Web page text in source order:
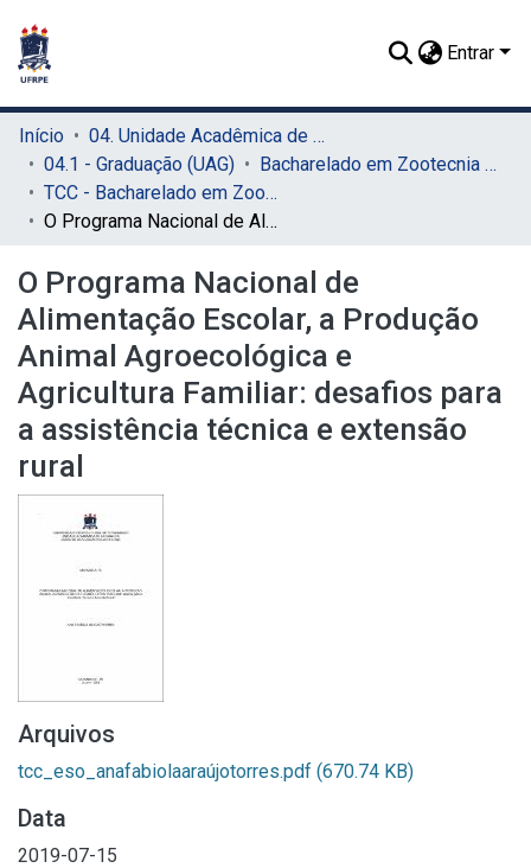
Entrar
Início
04. Unidade Acadêmica de Garanhuns (UAG)
04.1 - Graduação (UAG)
Bacharelado em Zootecnia (UAG)
TCC - Bacharelado em Zootecnia (UAG)
O Programa Nacional de Alimentação Escolar, a Produção Animal Agroecológica e Agricultura Familiar: desafios para a assistência técnica e extensão rural
O Programa Nacional de
Alimentação Escolar, a Produção
Animal Agroecológica e
Agricultura Familiar: desafios para
a assistência técnica e extensão
rural
Arquivos
tcc_eso_anafabiolaaraújotorres.pdf (670.74 KB)
Data
2019-07-15